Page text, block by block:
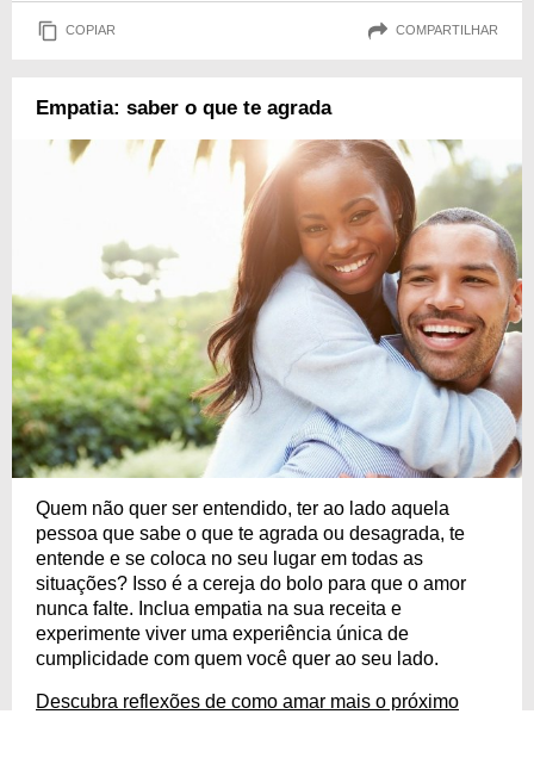
COPIAR COMPARTILHAR
Empatia: saber o que te agrada
Quem não quer ser entendido, ter ao lado aquela
pessoa que sabe o que te agrada ou desagrada, te
entende e se coloca no seu lugar em todas as
situações? Isso é a cereja do bolo para que o amor
nunca falte. Inclua empatia na sua receita e
experimente viver uma experiência única de
cumplicidade com quem você quer ao seu lado.
Descubra reflexões de como amar mais o próximo